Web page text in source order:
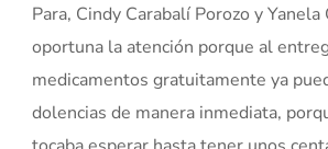
Para, Cindy Carabalí Porozo y
oportuna la atención porque al
medicamentos gratuitamente ya
dolencias de manera inmediata,